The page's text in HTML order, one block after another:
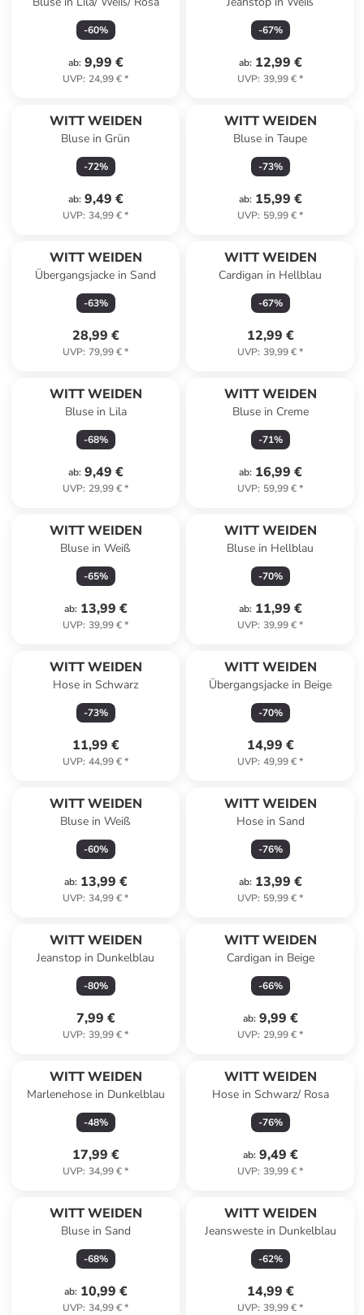
-60%
ab: 9,99 €
UVP: 24,99 €*
-67%
ab: 12,99 €
UVP: 39,99 €*
WITT WEIDEN
Bluse in Grün
-72%
ab: 9,49 €
UVP: 34,99 €*
WITT WEIDEN
Bluse in Taupe
-73%
ab: 15,99 €
UVP: 59,99 €*
WITT WEIDEN
Übergangsjacke in Sand
-63%
28,99 €
UVP: 79,99 €*
WITT WEIDEN
Cardigan in Hellblau
-67%
12,99 €
UVP: 39,99 €*
WITT WEIDEN
Bluse in Lila
-68%
ab: 9,49 €
UVP: 29,99 €*
WITT WEIDEN
Bluse in Creme
-71%
ab: 16,99 €
UVP: 59,99 €*
WITT WEIDEN
Bluse in Weiß
-65%
ab: 13,99 €
UVP: 39,99 €*
WITT WEIDEN
Bluse in Hellblau
-70%
ab: 11,99 €
UVP: 39,99 €*
WITT WEIDEN
Hose in Schwarz
-73%
11,99 €
UVP: 44,99 €*
WITT WEIDEN
Übergangsjacke in Beige
-70%
14,99 €
UVP: 49,99 €*
WITT WEIDEN
Bluse in Weiß
-60%
ab: 13,99 €
UVP: 34,99 €*
WITT WEIDEN
Hose in Sand
-76%
ab: 13,99 €
UVP: 59,99 €*
WITT WEIDEN
Jeanstop in Dunkelblau
-80%
7,99 €
UVP: 39,99 €*
WITT WEIDEN
Cardigan in Beige
-66%
ab: 9,99 €
UVP: 29,99 €*
WITT WEIDEN
Marlenehose in Dunkelblau
-48%
17,99 €
UVP: 34,99 €*
WITT WEIDEN
Hose in Schwarz/ Rosa
-76%
ab: 9,49 €
UVP: 39,99 €*
WITT WEIDEN
Bluse in Sand
-68%
ab: 10,99 €
UVP: 34,99 €*
WITT WEIDEN
Jeansweste in Dunkelblau
-62%
14,99 €
UVP: 39,99 €*